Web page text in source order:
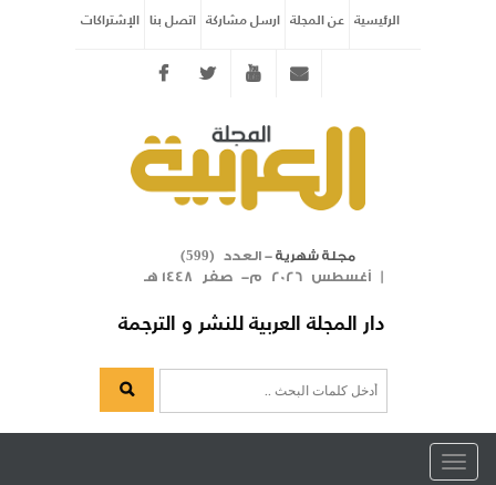
الرئيسية عن المجلة ارسل مشاركة اتصل بنا الإشتراكات
Twitter youtube
مجلة شهرية- العدد ( 599
)
| أغسطس 2026 م- صفر 1448 هـ
دار المجلة العربية للنشر و الترجمة
Toggle